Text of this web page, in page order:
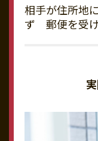
相手が住所地
ず 郵便を受け